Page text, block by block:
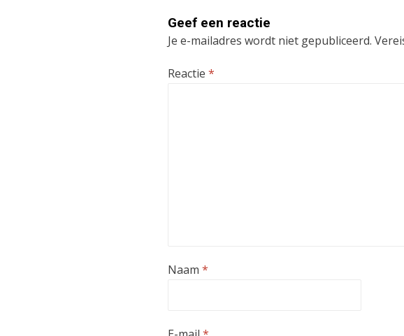
Geef een reactie
Je e-mailadres wordt niet gepubliceerd.
Reactie *
Naam *